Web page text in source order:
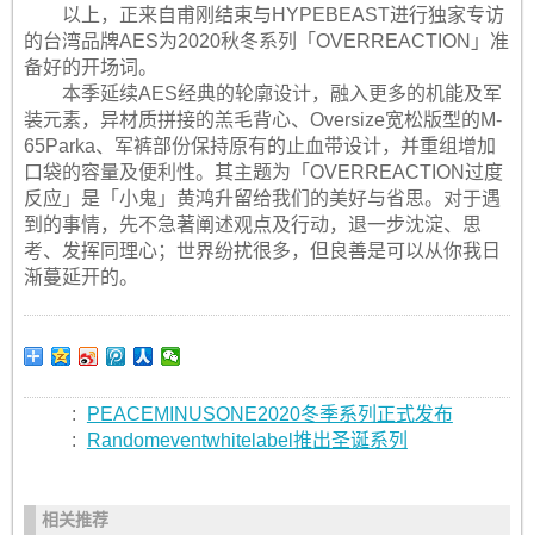
以上，正来自甫刚结束与HYPEBEAST进行独家专访
的台湾品牌AES为2020秋冬系列「OVERREACTION」准
备好的开场词。
本季延续AES经典的轮廓设计，融入更多的机能及军
装元素，异材质拼接的羔毛背心、Oversize宽松版型的M-
65Parka、军裤部份保持原有的止血带设计，并重组增加
口袋的容量及便利性。其主题为「OVERREACTION过度
反应」是「小鬼」黄鸿升留给我们的美好与省思。对于遇
到的事情，先不急著阐述观点及行动，退一步沈淀、思
考、发挥同理心；世界纷扰很多，但良善是可以从你我日
渐蔓延开的。
:
PEACEMINUSONE2020冬季系列正式发布
:
Randomeventwhitelabel推出圣诞系列
相关推荐